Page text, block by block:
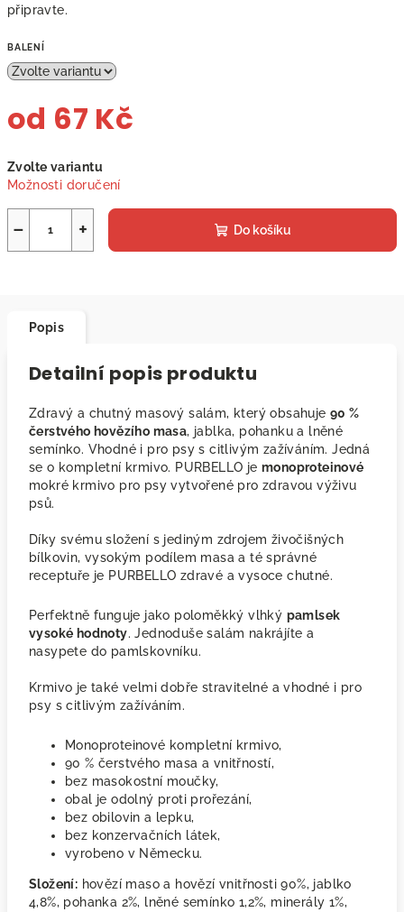
připravte.
BALENÍ
od 67 Kč
cena:
Zvolte variantu
Možnosti doručení
+
− Do košíku
Popis
Detailní popis produktu
Zdravý a chutný masový salám, který obsahuje 90 %
čerstvého hovězího masa, jablka, pohanku a lněné
semínko. Vhodné i pro psy s citlivým zažíváním. Jedná
se o kompletní krmivo. PURBELLO je monoproteinové
mokré krmivo pro psy vytvořené pro zdravou výživu
psů.
Díky svému složení s jediným zdrojem živočišných
bílkovin, vysokým podílem masa a té správné
receptuře je PURBELLO zdravé a vysoce chutné.
Perfektně funguje jako poloměkký vlhký pamlsek
vysoké hodnoty. Jednoduše salám nakrájíte a
nasypete do pamlskovníku.
Krmivo je také velmi dobře stravitelné a vhodné i pro
psy s citlivým zažíváním.
Monoproteinové kompletní krmivo,
90 % čerstvého masa a vnitřností,
bez masokostní moučky,
obal je odolný proti prořezání,
bez obilovin a lepku,
bez konzervačních látek,
vyrobeno v Německu.
Složení: hovězí maso a hovězí vnitřnosti 90%, jablko
4,8%, pohanka 2%, lněné semínko 1,2%, minerály 1%,